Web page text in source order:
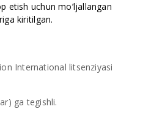
etish uchun mo’ljallangan
kiritilgan.
International litsenziyasi
ga tegishli.